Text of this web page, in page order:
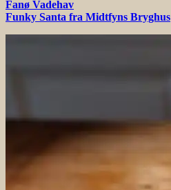
Fanø Vadehav
Funky Santa fra Midtfyns Bryghus